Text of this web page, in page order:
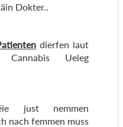
Dokter..
dierfen laut
Cannabis Ueleg
just nemmen
nach femmen muss